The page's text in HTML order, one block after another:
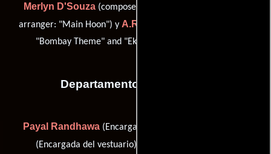
Merlyn D'Souza (composer: song "Main Hoon" / music
arranger: "Main Hoon") y A.R. Rahman
"Bombay Theme" and "Ek Ho Gaye Hum Aur Tum")
Departamento de vestuario
Payal Randhawa(Encargada del vestuario),
(Encargada del vestuario) y